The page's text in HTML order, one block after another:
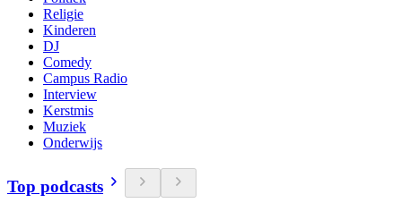
Religie
Kinderen
DJ
Comedy
Campus Radio
Interview
Kerstmis
Muziek
Onderwijs
Top podcasts